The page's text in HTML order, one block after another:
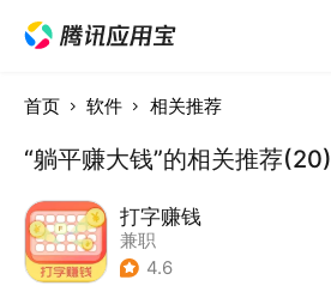
首页 软件 相关推荐
“躺平赚大钱”的相关推荐(20)
打字赚钱
兼职
4.6